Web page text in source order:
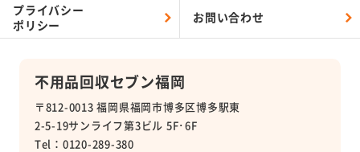
不用品回収セブン福岡
〒812-0013 福岡県福岡市博多区博多駅東
2-5-19サンライフ第3ビル 5F･6F
Tel：0120-289-380
プライバシー
ポリシー
お問い合わせ